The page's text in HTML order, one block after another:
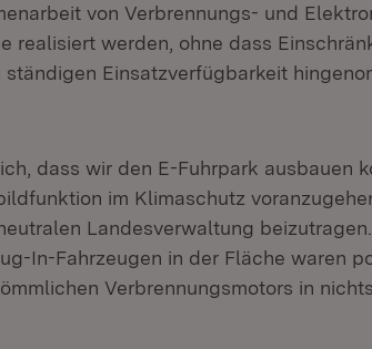
von Verbrennungs- und
realisiert werden, ohne dass
Einsatzverfügbarkeit
dass wir den E-Fuhrpark ausbauen
im Klimaschutz
Landesverwaltung
In-Fahrzeugen in der Fläche waren
Verbrennungsmotors in